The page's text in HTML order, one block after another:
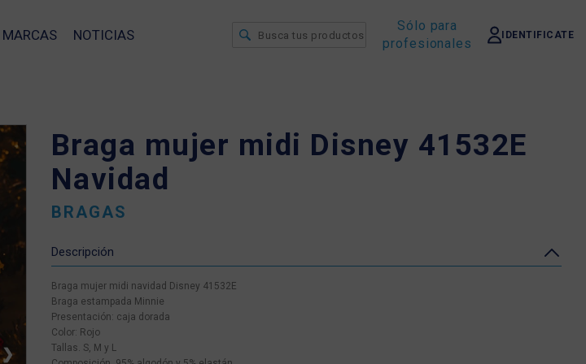
MARCAS NOTICIAS
Sólo para
profesionales
IDENTIFICATE
❯
Braga mujer midi Disney 41532E
Navidad
BRAGAS
Descripción
Braga mujer midi navidad Disney 41532E
Braga estampada Minnie
Presentación: caja dorada
Color: Rojo
Tallas. S, M y L